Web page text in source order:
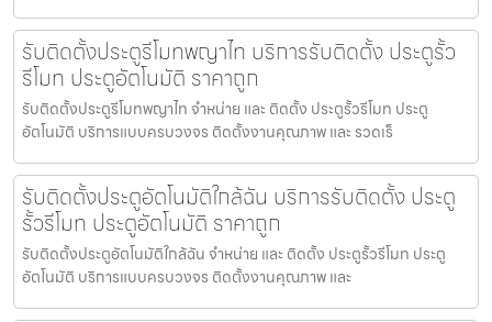
รับติดตั้งประตูรีโมทพญาไท บริการรับติดตั้ง ประตูรั้ว
รีโมท ประตูอัตโนมัติ ราคาถูก
รับติดตั้งประตูรีโมทพญาไท จำหน่าย และ ติดตั้ง ประตูรั้วรีโมท ประตู
อัตโนมัติ บริการแบบครบวงจร ติดตั้งงานคุณภาพ และ รวดเร็
รับติดตั้งประตูอัตโนมัติใกล้ฉัน บริการรับติดตั้ง ประตู
รั้วรีโมท ประตูอัตโนมัติ ราคาถูก
รับติดตั้งประตูอัตโนมัติใกล้ฉัน จำหน่าย และ ติดตั้ง ประตูรั้วรีโมท ประตู
อัตโนมัติ บริการแบบครบวงจร ติดตั้งงานคุณภาพ และ